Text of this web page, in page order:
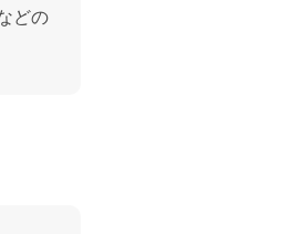
どの